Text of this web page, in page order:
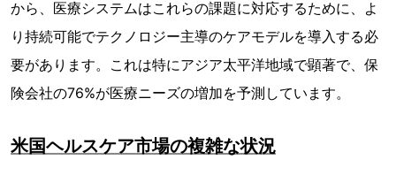
から、医療システムはこれらの課題に対応するために、よ
り持続可能でテクノロジー主導のケアモデルを導入する必
要があります。これは特にアジア太平洋地域で顕著で、保
険会社の76%が医療ニーズの増加を予測しています。
米国ヘルスケア市場の複雑な状況